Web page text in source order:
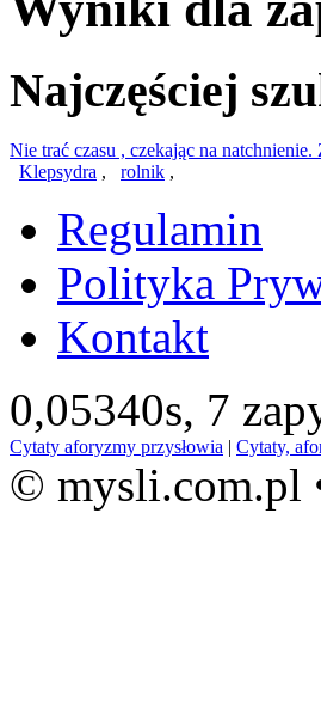
Najczęściej
Nie trać czasu , czekając na natchnienie.
Klepsydra , rolnik ,
Regulamin
Polityka
Kontakt
0,05340s, 7
Cytaty aforyzmy przysłowia | Cytaty,
© mysli.com.pl